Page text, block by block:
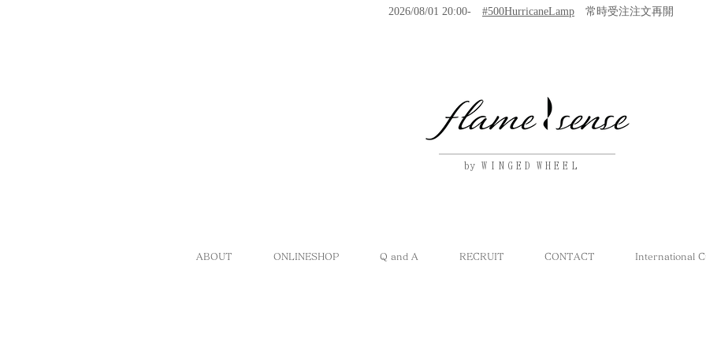
2026/08/01 20:00- #500HurricaneLamp 常時受注注文再開
by W I N G E D W H E E L
ABOUT ONLINESHOP Q and A RECRUIT CONTACT International